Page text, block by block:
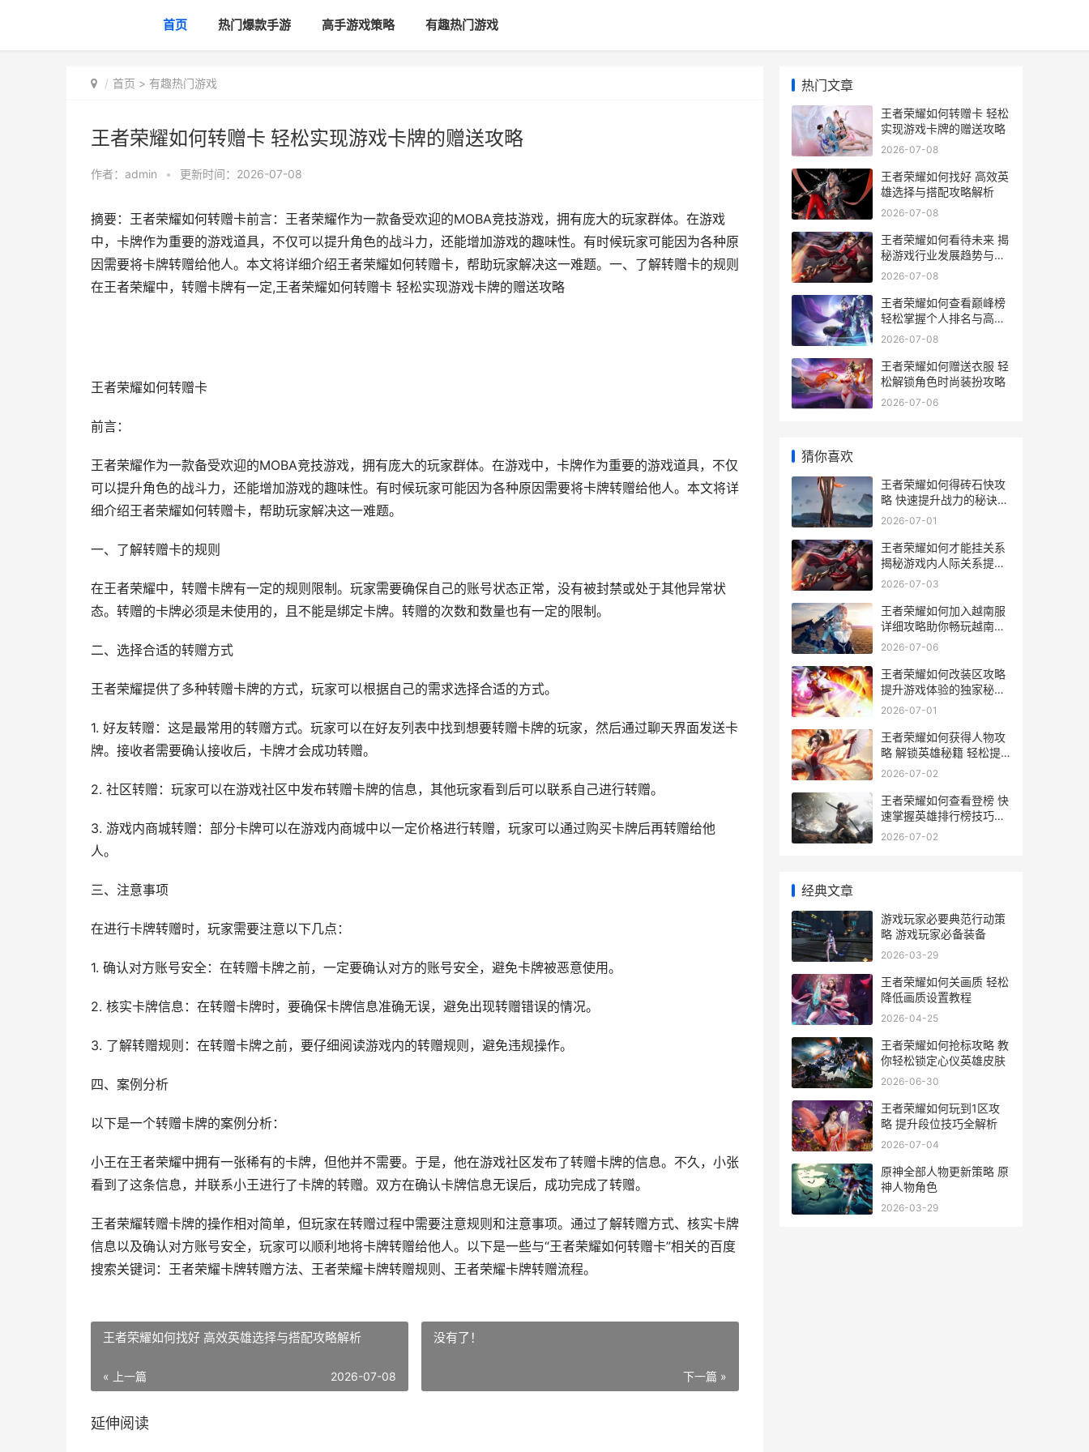
首页 热门爆款手游 高手游戏策略 有趣热门游戏
首页 > 有趣热门游戏
王者荣耀如何转赠卡 轻松实现游戏卡牌的赠送攻略
作者： admin • 更新时间：2026-07-08
摘要：王者荣耀如何转赠卡前言：王者荣耀作为一款备受欢迎的MOBA竞技游戏，拥有庞大的玩家群体。在游戏
中，卡牌作为重要的游戏道具，不仅可以提升角色的战斗力，还能增加游戏的趣味性。有时候玩家可能因为各种原
因需要将卡牌转赠给他人。本文将详细介绍王者荣耀如何转赠卡，帮助玩家解决这一难题。一、了解转赠卡的规则
在王者荣耀中，转赠卡牌有一定,王者荣耀如何转赠卡 轻松实现游戏卡牌的赠送攻略
王者荣耀如何转赠卡
前言：
王者荣耀作为一款备受欢迎的MOBA竞技游戏，拥有庞大的玩家群体。在游戏中，卡牌作为重要的游戏道具，不仅
可以提升角色的战斗力，还能增加游戏的趣味性。有时候玩家可能因为各种原因需要将卡牌转赠给他人。本文将详
细介绍王者荣耀如何转赠卡，帮助玩家解决这一难题。
一、了解转赠卡的规则
在王者荣耀中，转赠卡牌有一定的规则限制。玩家需要确保自己的账号状态正常，没有被封禁或处于其他异常状
态。转赠的卡牌必须是未使用的，且不能是绑定卡牌。转赠的次数和数量也有一定的限制。
二、选择合适的转赠方式
王者荣耀提供了多种转赠卡牌的方式，玩家可以根据自己的需求选择合适的方式。
1. 好友转赠：这是最常用的转赠方式。玩家可以在好友列表中找到想要转赠卡牌的玩家，然后通过聊天界面发送卡
牌。接收者需要确认接收后，卡牌才会成功转赠。
2. 社区转赠：玩家可以在游戏社区中发布转赠卡牌的信息，其他玩家看到后可以联系自己进行转赠。
3. 游戏内商城转赠：部分卡牌可以在游戏内商城中以一定价格进行转赠，玩家可以通过购买卡牌后再转赠给他
人。
三、注意事项
在进行卡牌转赠时，玩家需要注意以下几点：
1. 确认对方账号安全：在转赠卡牌之前，一定要确认对方的账号安全，避免卡牌被恶意使用。
2. 核实卡牌信息：在转赠卡牌时，要确保卡牌信息准确无误，避免出现转赠错误的情况。
3. 了解转赠规则：在转赠卡牌之前，要仔细阅读游戏内的转赠规则，避免违规操作。
四、案例分析
以下是一个转赠卡牌的案例分析：
小王在王者荣耀中拥有一张稀有的卡牌，但他并不需要。于是，他在游戏社区发布了转赠卡牌的信息。不久，小张
看到了这条信息，并联系小王进行了卡牌的转赠。双方在确认卡牌信息无误后，成功完成了转赠。
王者荣耀转赠卡牌的操作相对简单，但玩家在转赠过程中需要注意规则和注意事项。通过了解转赠方式、核实卡牌
信息以及确认对方账号安全，玩家可以顺利地将卡牌转赠给他人。以下是一些与“王者荣耀如何转赠卡”相关的百度
搜索关键词：王者荣耀卡牌转赠方法、王者荣耀卡牌转赠规则、王者荣耀卡牌转赠流程。
王者荣耀如何找好 高效英雄选择与搭配攻略解析
« 上一篇 2026-07-08
没有了！
下一篇 »
延伸阅读
热门文章
王者荣耀如何转赠卡 轻松
实现游戏卡牌的赠送攻略
2026-07-08
王者荣耀如何找好 高效英
雄选择与搭配攻略解析
2026-07-08
王者荣耀如何看待未来 揭
秘游戏行业发展趋势与未
来蓝图
2026-07-08
王者荣耀如何查看巅峰榜
轻松掌握个人排名与高手
对决技巧
2026-07-08
王者荣耀如何赠送衣服 轻
松解锁角色时尚装扮攻略
2026-07-06
猜你喜欢
王者荣耀如何得砖石快攻
略 快速提升战力的秘诀解
析
2026-07-01
王者荣耀如何才能挂关系
揭秘游戏内人际关系提升
攻略
2026-07-03
王者荣耀如何加入越南服
详细攻略助你畅玩越南服
务器
2026-07-06
王者荣耀如何改装区攻略
提升游戏体验的独家秘籍
解析
2026-07-01
王者荣耀如何获得人物攻
略 解锁英雄秘籍 轻松提
升战力
2026-07-02
王者荣耀如何查看登榜 快
速掌握英雄排行榜技巧解
析
2026-07-02
经典文章
游戏玩家必要典范行动策
略 游戏玩家必备装备
2026-03-29
王者荣耀如何关画质 轻松
降低画质设置教程
2026-04-25
王者荣耀如何抢标攻略 教
你轻松锁定心仪英雄皮肤
2026-06-30
王者荣耀如何玩到1区攻
略 提升段位技巧全解析
2026-07-04
原神全部人物更新策略 原
神人物角色
2026-03-29